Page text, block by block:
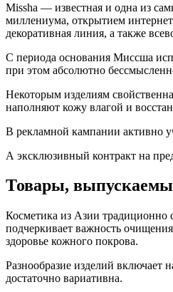
Missha — известная и одна из
миллениума, открытием
декоративная линия, а также
С периода основания Миссша
при этом абсолютно
Некоторым изделиям
наполняют кожу влагой и
В рекламной кампании активно
А эксклюзивный контракт на
Товары,
Косметика из Азии традиционно
подчеркивает важность
здоровье кожного покрова.
Разнообразие изделий
достаточно вариативна.